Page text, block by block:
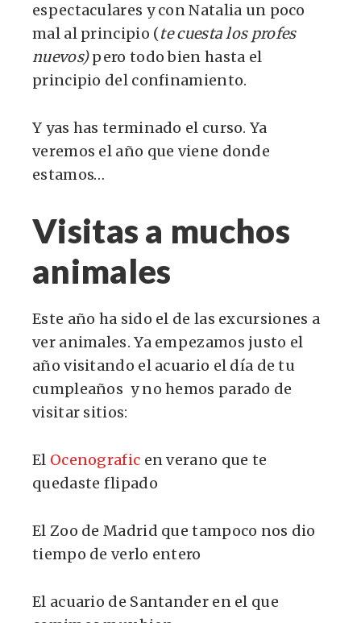
espectaculares y con Natalia un poco
mal al principio (te cuesta los profes
nuevos)pero todo bien hasta el
principio del confinamiento.
Y yas has terminado el curso. Ya
veremos el año que viene donde
estamos…
Visitas a muchos
animales
Este año ha sido el de las excursiones a
ver animales. Ya empezamos justo el
año visitando el acuario el día de tu
cumpleaños y no hemos parado de
visitar sitios:
El Ocenografic en verano que te
quedaste flipado
El Zoo de Madrid que tampoco nos dio
tiempo de verlo entero
El acuario de Santander en el que